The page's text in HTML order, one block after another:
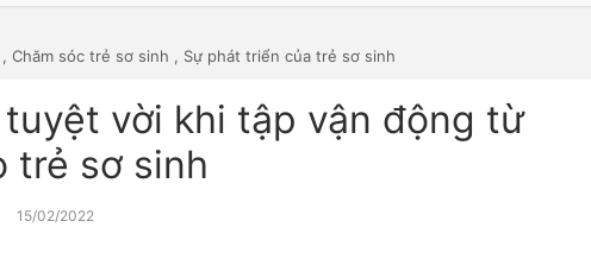
, Chăm sóc trẻ sơ sinh , Sự phát triển của trẻ sơ sinh
vời khi tập vận động từ
trẻ sơ sinh
15/02/2022